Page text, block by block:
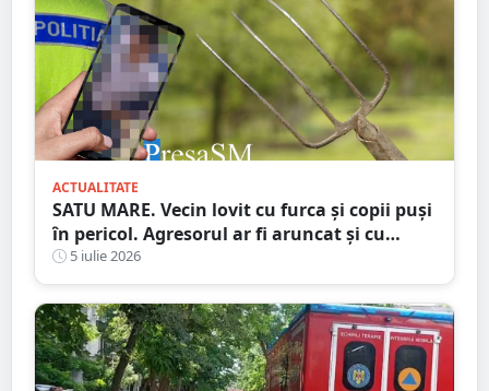
ACTUALITATE
SATU MARE. Vecin lovit cu furca și copii puși
în pericol. Agresorul ar fi aruncat și cu
bolovani în curtea familiei
5 iulie 2026